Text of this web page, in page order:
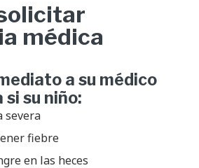
médica
a su médico
su niño:
severa
fiebre
en las heces